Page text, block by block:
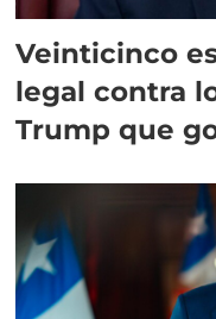
Veinticinco
legal contra
Trump que